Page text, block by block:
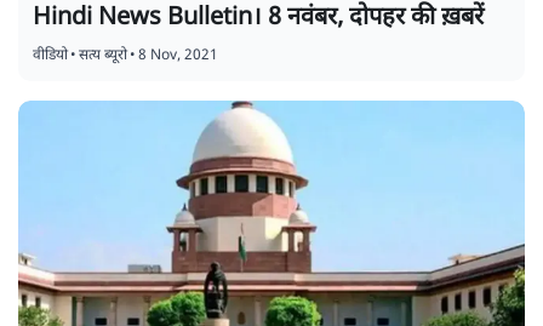
Hindi News Bulletin। 8 नवंबर, दोपहर की ख़बरें
वीडियो•सत्य ब्यूरो•8 Nov, 2021